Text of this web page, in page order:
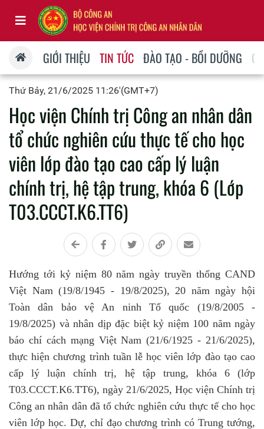
GIỚI THIỆU TIN TỨC ĐÀO TẠO - BỒI DƯỠNG
Thứ Bảy, 21/6/2025 11:26'(GMT+7)
Học viện Chính trị Công an nhân dân
tổ chức nghiên cứu thực tế cho học
viên lớp đào tạo cao cấp lý luận
chính trị, hệ tập trung, khóa 6 (Lớp
T03.CCCT.K6.TT6)
Hướng tới kỷ niệm 80 năm ngày truyền thống CAND
Việt Nam (19/8/1945 - 19/8/2025), 20 năm ngày hội
Toàn dân bảo vệ An ninh Tổ quốc (19/8/2005 -
19/8/2025) và nhân dịp đặc biệt kỷ niệm 100 năm ngày
báo chí cách mạng Việt Nam (21/6/1925 - 21/6/2025),
thực hiện chương trình tuần lễ học viên lớp đào tạo cao
cấp lý luận chính trị, hệ tập trung, khóa 6 (lớp
T03.CCCT.K6.TT6), ngày 21/6/2025, Học viện Chính trị
Công an nhân dân đã tổ chức nghiên cứu thực tế cho học
viên lớp học. Dự, chỉ đạo chương trình có Trung tướng,